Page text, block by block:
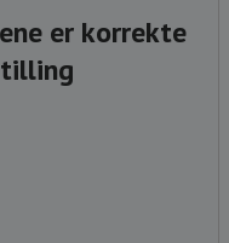
er korrekte